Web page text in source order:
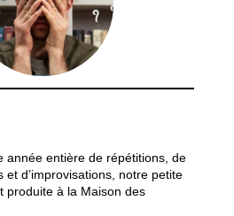
année entière de répétitions, de
et d’improvisations, notre petite
produite à la Maison des